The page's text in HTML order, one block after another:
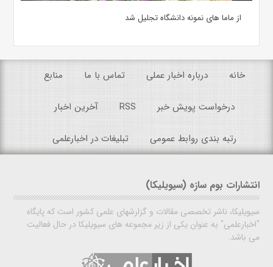
از ماما های نمونه دانشگاه تجلیل شد
خانه درباره اخبار عملی تماس با ما منابع
درخواست پویش خبر RSS آخرین اخبار
رتبه بندی روابط عمومی تبلیغات در اخبارعلمی
انتشارات بوم سازه (سیویلیکا)
سیویلیکا، ناشر تخصصی مقالات و گزارشهای علمی کشور است که پایگاه
"اخبارعلمی" به عنوان یکی از زیر مجموعه های سیویلیکا در حال فعالیت
می باشد.